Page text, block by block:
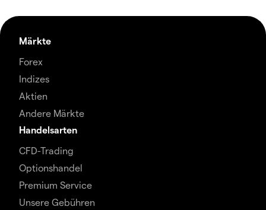
Märkte
Forex
Indizes
Aktien
Andere Märkte
Handelsarten
CFD-Trading
Optionshandel
Premium Service
Unsere Gebühren